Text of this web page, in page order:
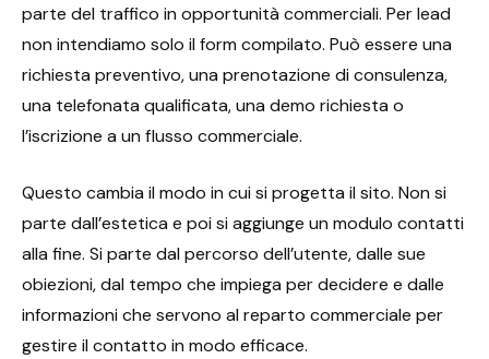
parte del traffico in opportunità commerciali. Per lead
non intendiamo solo il form compilato. Può essere una
richiesta preventivo, una prenotazione di consulenza,
una telefonata qualificata, una demo richiesta o
l’iscrizione a un flusso commerciale.
Questo cambia il modo in cui si progetta il sito. Non si
parte dall’estetica e poi si aggiunge un modulo contatti
alla fine. Si parte dal percorso dell’utente, dalle sue
obiezioni, dal tempo che impiega per decidere e dalle
informazioni che servono al reparto commerciale per
gestire il contatto in modo efficace.